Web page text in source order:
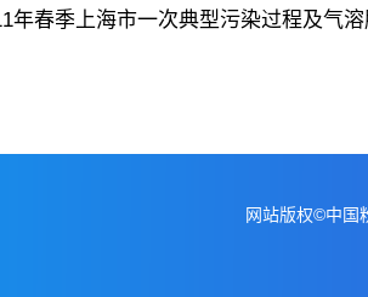
年春季上海市一次典型污染过程及气
网站版权©中国